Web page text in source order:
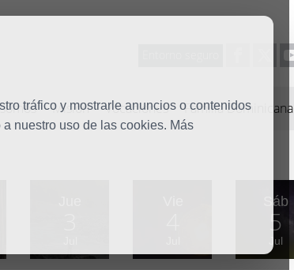
tráfico y mostrarle anuncios o contenidos
nuestro uso de las cookies. Más
Misión Vocaciones Familia Dominicana
Sáb
5
Jul